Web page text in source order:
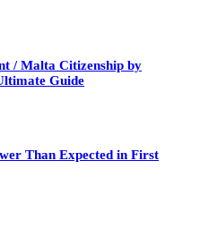
/ Malta Citizenship by
Guide
Than Expected in First